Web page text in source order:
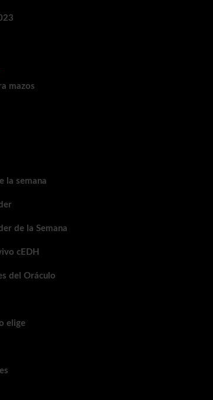
mazos
la semana
de la Semana
cEDH
del Oráculo
elige